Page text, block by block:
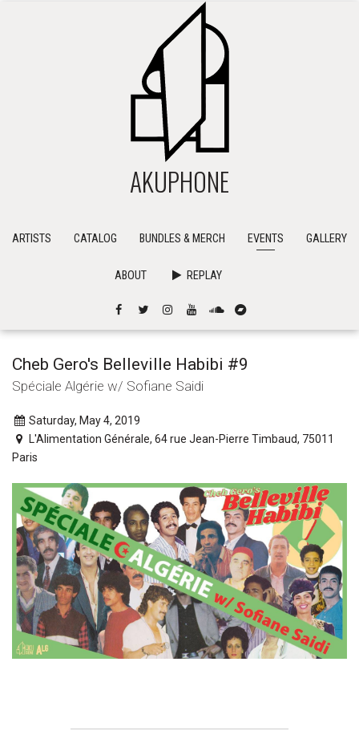
AKUPHONE
ARTISTS CATALOG BUNDLES & MERCH EVENTS GALLERY
ABOUT REPLAY
Cheb Gero's Belleville Habibi #9
Spéciale Algérie w/ Sofiane Saidi
Saturday, May 4, 2019
L'Alimentation Générale, 64 rue Jean-Pierre Timbaud, 75011
Paris